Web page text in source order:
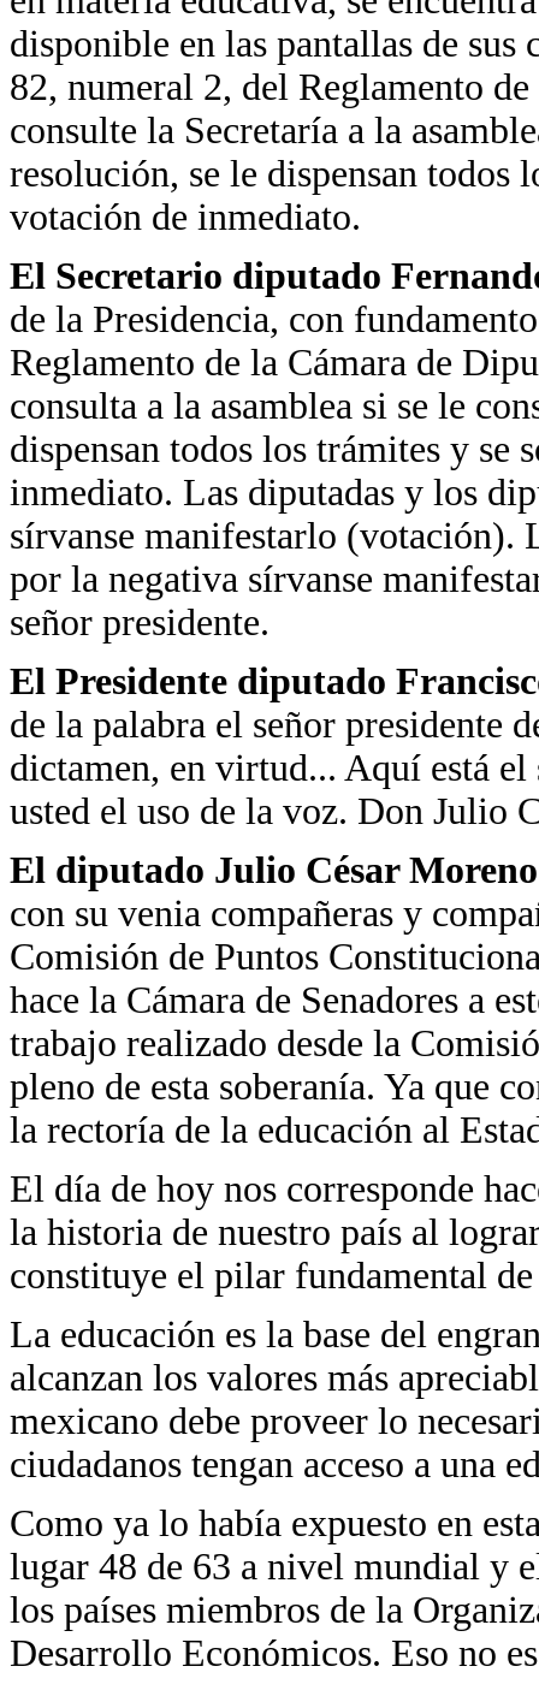
disponible en las pantallas de
82, numeral 2, del Reglamento
consulte la Secretaría a la
resolución, se le dispensan todos
votación de inmediato.
El Secretario diputado
de la Presidencia, con
Reglamento de la Cámara de
consulta a la asamblea si se le
dispensan todos los trámites y se
inmediato. Las diputadas y los
sírvanse manifestarlo (votación).
por la negativa sírvanse
señor presidente.
El Presidente diputado
de la palabra el señor presidente
dictamen, en virtud... Aquí está
usted el uso de la voz. Don Julio
El diputado Julio César
con su venia compañeras y
Comisión de Puntos
hace la Cámara de Senadores a
trabajo realizado desde la
pleno de esta soberanía. Ya que
la rectoría de la educación al
El día de hoy nos corresponde
la historia de nuestro país al
constituye el pilar fundamental de
La educación es la base del
alcanzan los valores más
mexicano debe proveer lo
ciudadanos tengan acceso a una
Como ya lo había expuesto en
lugar 48 de 63 a nivel mundial y
los países miembros de la
Desarrollo Económicos. Eso no